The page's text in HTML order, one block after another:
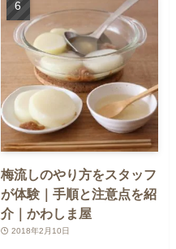
梅流しのやり方をスタッフ
が体験｜手順と注意点を紹
介｜かわしま屋
2018年2月10日